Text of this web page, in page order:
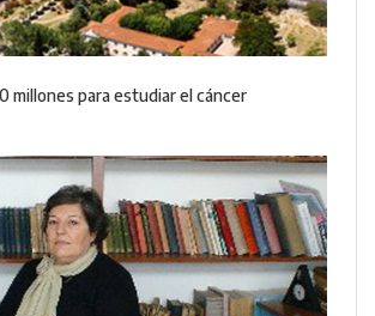
millones para estudiar el cáncer